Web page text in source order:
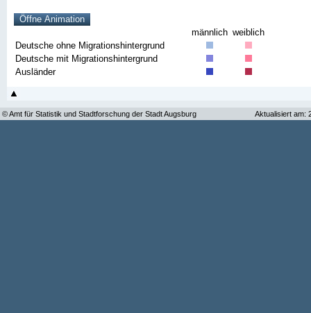
männlich weiblich
Deutsche ohne Migrationshintergrund
Deutsche mit Migrationshintergrund
Ausländer
© Amt für Statistik und Stadtforschung der Stadt Augsburg Aktualisiert am: